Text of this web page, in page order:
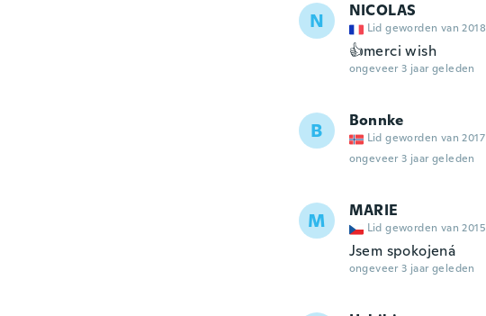
N NICOLAS
Lid geworden van 2018
👍merci wish
ongeveer 3 jaar geleden
B Bonnke
Lid geworden van 2017
ongeveer 3 jaar geleden
M MARIE
Lid geworden van 2015
Jsem spokojená
ongeveer 3 jaar geleden